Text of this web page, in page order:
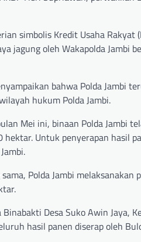
simbolis Kredit Usaha
jagung oleh Wakapolda Jambi
bahwa Polda Jambi
hukum Polda Jambi.
Mei ini, binaan Polda Jambi
Untuk penyerapan hasil
Polda Jambi
Desa Suko Awin Jaya,
hasil panen diserap oleh